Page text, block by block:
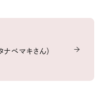
ナベマキさん）